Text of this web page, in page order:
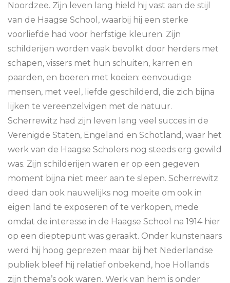
Noordzee. Zijn leven lang hield hij vast aan de stijl
van de Haagse School, waarbij hij een sterke
voorliefde had voor herfstige kleuren. Zijn
schilderijen worden vaak bevolkt door herders met
schapen, vissers met hun schuiten, karren en
paarden, en boeren met koeien: eenvoudige
mensen, met veel, liefde geschilderd, die zich bijna
lijken te vereenzelvigen met de natuur.
Scherrewitz had zijn leven lang veel succes in de
Verenigde Staten, Engeland en Schotland, waar het
werk van de Haagse Scholers nog steeds erg gewild
was. Zijn schilderijen waren er op een gegeven
moment bijna niet meer aan te slepen. Scherrewitz
deed dan ook nauwelijks nog moeite om ook in
eigen land te exposeren of te verkopen, mede
omdat de interesse in de Haagse School na 1914 hier
op een dieptepunt was geraakt. Onder kunstenaars
werd hij hoog geprezen maar bij het Nederlandse
publiek bleef hij relatief onbekend, hoe Hollands
zijn thema’s ook waren. Werk van hem is onder